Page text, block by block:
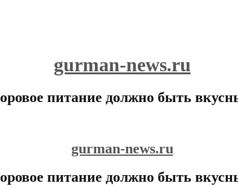
gurman-news.ru
питание должно быть
gurman-news.ru
питание должно быть